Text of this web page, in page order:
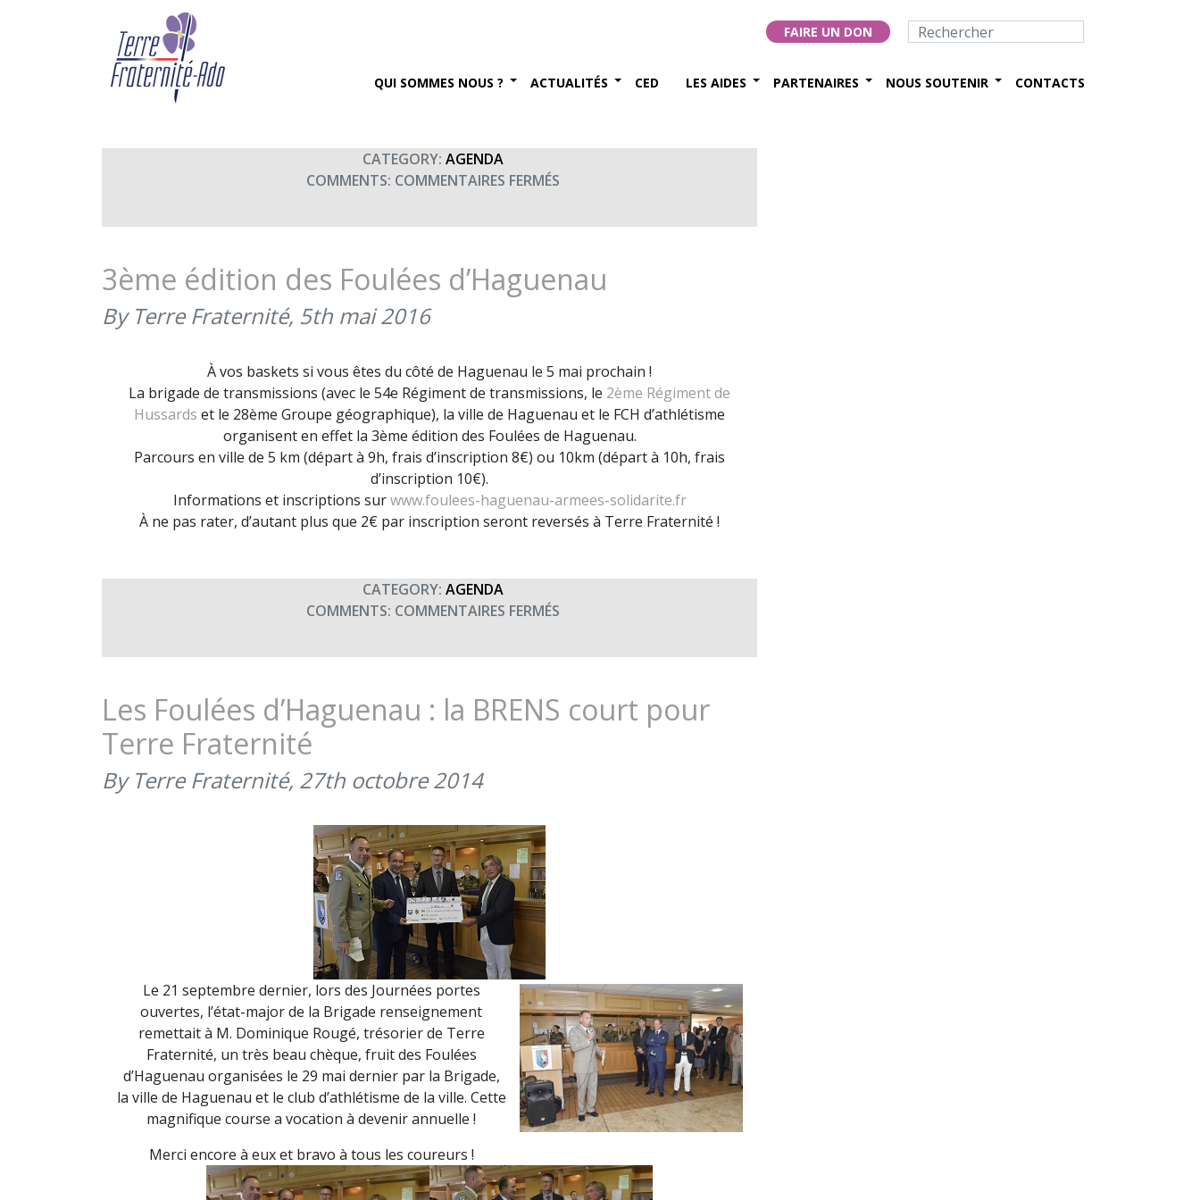
FAIRE UN DON
QUI SOMMES NOUS ? ACTUALITÉS CED LES AIDES PARTENAIRES NOUS SOUTENIR CONTACTS
Foulées de Haguenau
By Terre Fraternité, 25th mai 2017
CATEGORY: AGENDA
COMMENTS: COMMENTAIRES FERMÉS
DE
3ème édition des Foulées d’Haguenau
By Terre Fraternité, 5th mai 2016
À vos baskets si vous êtes du côté de Haguenau le 5 mai prochain !
La brigade de transmissions (avec le 54e Régiment de transmissions, le 2ème Régiment de
Hussards et le 28ème Groupe géographique), la ville de Haguenau et le FCH d’athlétisme
organisent en effet la 3ème édition des Foulées de Haguenau.
Parcours en ville de 5 km (départ à 9h, frais d’inscription 8€) ou 10km (départ à 10h, frais
d’inscription 10€).
Informations et inscriptions surwww.foulees-haguenau-armees-solidarite.fr
À ne pas rater, d’autant plus que 2€ par inscription seront reversés à Terre Fraternité !
CATEGORY: AGENDA
COMMENTS: COMMENTAIRES FERMÉS
ÉDITION
D’HAGUENAU
Les Foulées d’Haguenau : la BRENS court pour
Terre Fraternité
By Terre Fraternité, 27th octobre 2014
Le 21 septembre dernier, lors des Journées portes
ouvertes, l’état-major de la Brigade renseignement
remettait à M. Dominique Rougé, trésorier de Terre
Fraternité, un très beau chèque, fruit des Foulées
d’Haguenau organisées le 29 mai dernier par la Brigade,
la ville de Haguenau et le club d’athlétisme de la ville. Cette
magnifique course a vocation à devenir annuelle !
Merci encore à eux et bravo à tous les coureurs !